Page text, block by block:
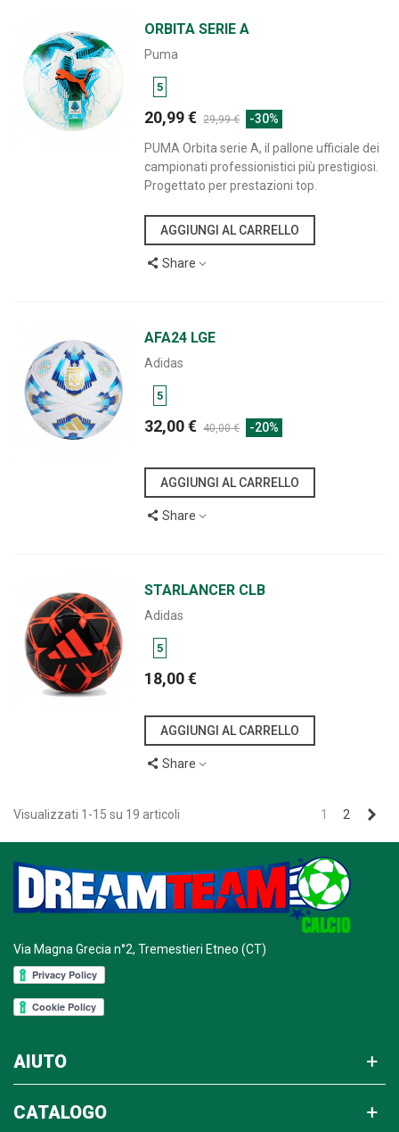
ORBITA SERIE A
Puma
5
20,99 € 29,99 € -30%
PUMA Orbita serie A, il pallone ufficiale dei
campionati professionistici più prestigiosi.
Progettato per prestazioni top.
AGGIUNGI AL CARRELLO
Share
AFA24 LGE
Adidas
5
32,00 € 40,00 € -20%
AGGIUNGI AL CARRELLO
Share
STARLANCER CLB
Adidas
5
18,00 €
AGGIUNGI AL CARRELLO
Share
Visualizzati 1-15 su 19 articoli 1 2
Via Magna Grecia n°2, Tremestieri Etneo (CT)
AIUTO
CATALOGO